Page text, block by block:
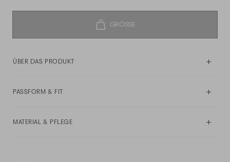
ÜBER DAS PRODUKT
PASSFORM & FIT
MATERIAL & PFLEGE